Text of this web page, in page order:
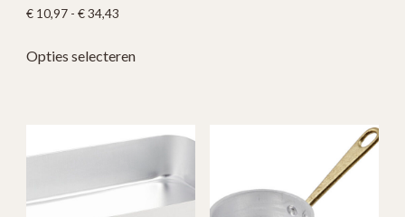
€ 10,97 - €34,43
tot
Opties selecterenproduct
variaties.
optie